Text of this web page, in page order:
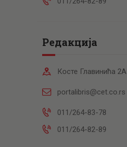
Редакција
Косте Главинића 2А
portalibris@cet.co.rs
011/264-83-78
011/264-82-89